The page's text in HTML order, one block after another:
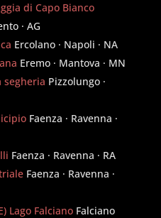
di Capo Bianco
· AG
Ercolano · Napoli · NA
Eremo · Mantova · MN
segheria Pizzolungo ·
Faenza · Ravenna ·
Faenza · Ravenna · RA
Faenza · Ravenna ·
Lago Falciano Falciano